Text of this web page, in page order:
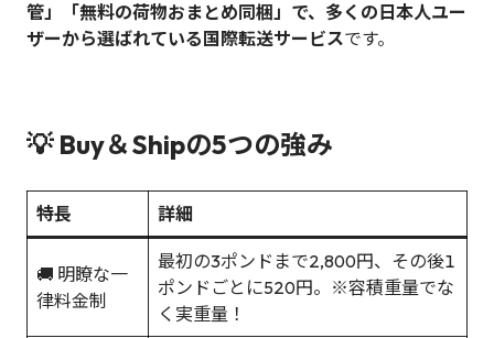
管」「無料の荷物おまとめ同梱」で、多くの日本人ユー
ザーから選ばれている国際転送サービスです。
💡 Buy＆Shipの5つの強み
特長 詳細
🚚 明瞭な一
律料金制
最初の3ポンドまで2,800円、その後1
ポンドごとに520円。※容積重量でな
く実重量！